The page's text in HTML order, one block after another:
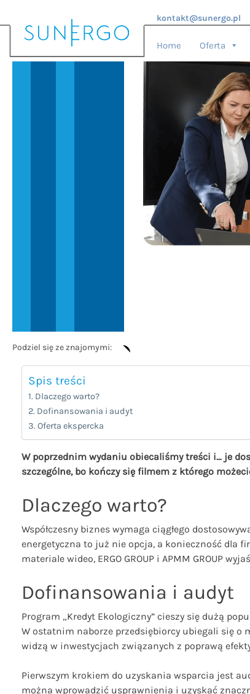
kontakt@sunergo.pl
Home Oferta
Podziel się ze znajomymi:
Spis treści
Dlaczego warto?
Dofinansowania i audyt
Oferta ekspercka
W poprzednim wydaniu obiecaliśmy treści i… je
szczególne, bo kończy się filmem z którego
Dlaczego warto?
Współczesny biznes wymaga ciągłego
energetyczna to już nie opcja, a konieczność dla
materiale wideo, ERGO GROUP i APMM GROUP
Dofinansowania i audyt
Program „Kredyt Ekologiczny” cieszy się dużą
W ostatnim naborze przedsiębiorcy ubiegali się o
widzą w inwestycjach związanych z poprawą
Pierwszym krokiem do uzyskania wsparcia jest
można wprowadzić usprawnienia i uzyskać